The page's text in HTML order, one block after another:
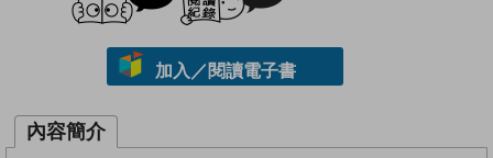
加入／閱讀電子書
內容簡介